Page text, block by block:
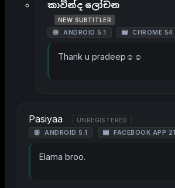
කාවින්ද ලෝචන
NEW SUBTITLER
ANDROID 5.1 CHROME 54
Thank u pradeep☺☺
Pasiyaa UNREGISTERED
ANDROID 5.1 FACEBOOK APP 21
Elama broo.